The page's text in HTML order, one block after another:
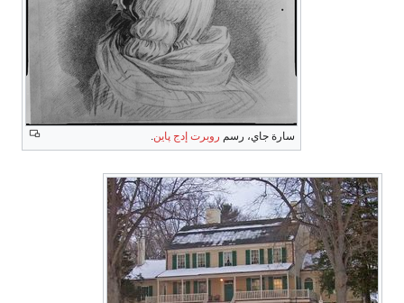
سارة جاي، رسم روبرت إدج پاين